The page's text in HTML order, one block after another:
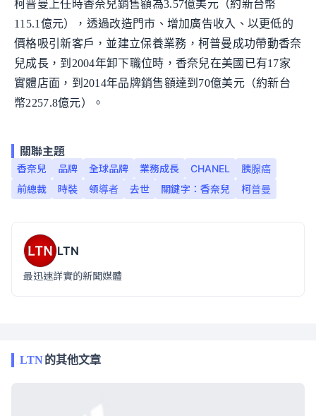
柯普曼上任時香奈兒銷售額為3.57億美元（約新台幣
115.1億元），透過改造門市、增加廣告收入、以更低的
價格吸引新客戶，並建立保養業務，柯普曼成功帶動香奈
兒成長，到2004年卸下職位時，香奈兒在美國已有17家
實體店面，到2014年品牌銷售額達到70億美元（約新台
幣2257.8億元）。
關聯主題
香奈兒 品牌 全球品牌 業務成長 CHANEL
胰腺癌
前總裁
時裝 領導者 去世 關鍵字：香奈兒 柯普曼
LTN
最迅速詳實的新聞媒體
LTN的其他文章